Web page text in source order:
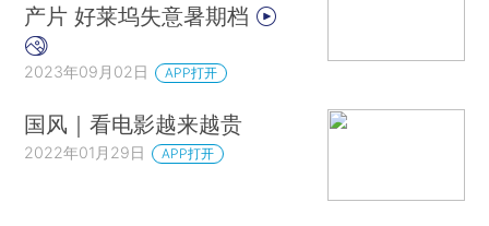
产片 好莱坞失意暑期档
2023年09月02日 APP打开
国风｜看电影越来越贵
2022年01月29日 APP打开